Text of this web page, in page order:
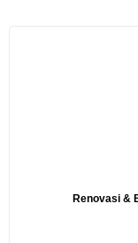
Renovasi &